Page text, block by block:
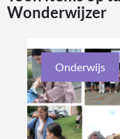
Wonderwijzer
Onderwijs